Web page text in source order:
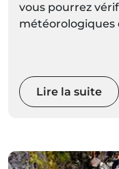
vous pourrez
météorologiques
Lire la suite